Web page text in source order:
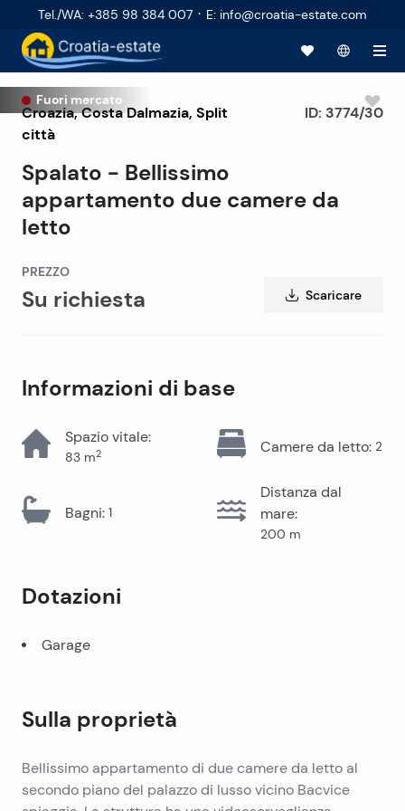
Tel./WA: +385 98 384 007 · E: info@croatia-estate.com
Fuori mercato
Croazia,Costa Dalmazia, Split
città
Spalato - Bellissimo
appartamento due camere da
letto
ID: 3774/30
PREZZO
Su richiesta Scaricare
Informazioni di base
Spazio vitale:
83 m2 Camere da letto: 2
Bagni: 1
Distanza dal
mare:
200 m
Dotazioni
Garage
Sulla proprietà
Bellissimo appartamento di due camere da letto al
secondo piano del palazzo di lusso vicino Bacvice